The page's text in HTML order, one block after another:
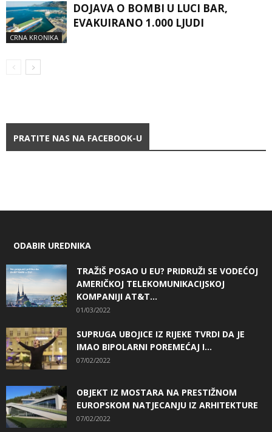
CRNA KRONIKA
DOJAVA O BOMBI U LUCI BAR,
EVAKUIRANO 1.000 LJUDI
PRATITE NAS NA FACEBOOK-U
ODABIR UREDNIKA
TRAŽIŠ POSAO U EU? PRIDRUŽI SE VODEĆOJ
AMERIČKOJ TELEKOMUNIKACIJSKOJ
KOMPANIJI AT&T...
01/03/2022
SUPRUGA UBOJICE IZ RIJEKE TVRDI DA JE
IMAO BIPOLARNI POREMEĆAJ I...
07/02/2022
OBJEKT IZ MOSTARA NA PRESTIŽNOM
EUROPSKOM NATJECANJU IZ ARHITEKTURE
07/02/2022